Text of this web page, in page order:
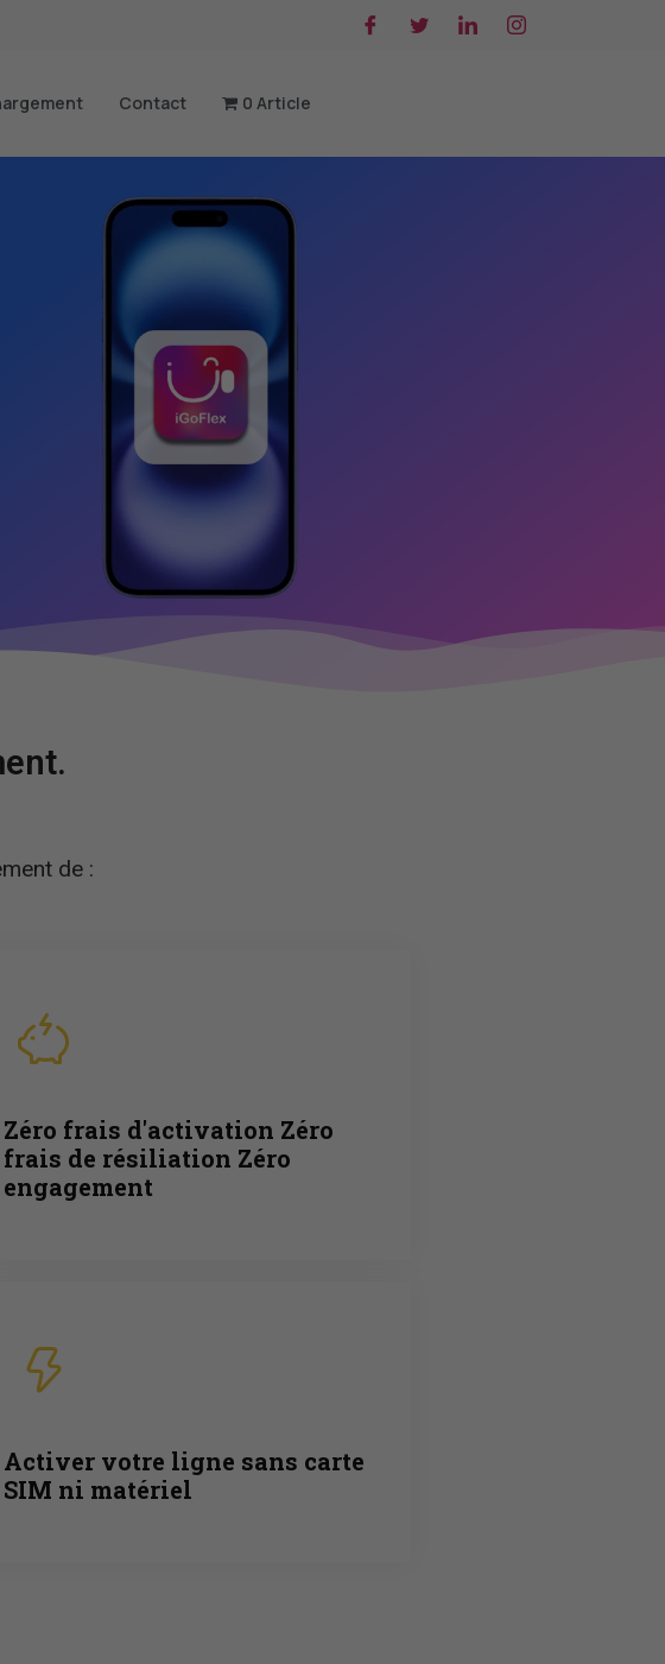
Contact 0 Article
de :
Zéro frais d'activation Zéro
frais de résiliation Zéro
engagement
Activer votre ligne sans carte
SIM ni matériel